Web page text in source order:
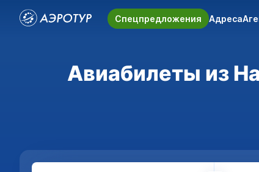
Спецпредложения Адреса
Авиабилеты из